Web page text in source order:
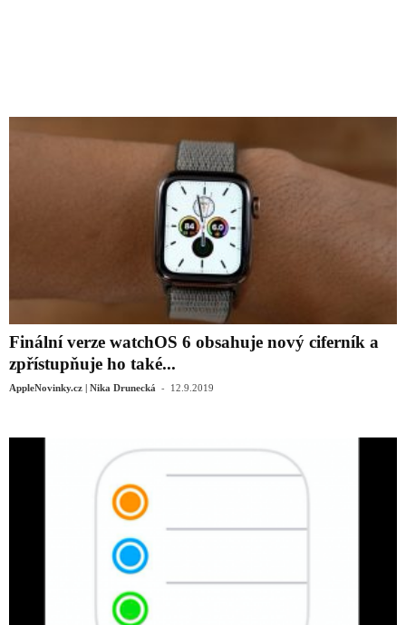
Finální verze watchOS 6 obsahuje nový ciferník a
zpřístupňuje ho také...
AppleNovinky.cz | Nika Drunecká - 12.9.2019